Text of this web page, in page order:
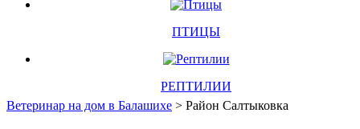
ПТИЦЫ
РЕПТИЛИИ
Ветеринар на дом в Балашихе > Район Салтыковка